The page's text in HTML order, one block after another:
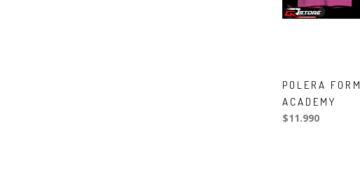
POLERA
ACADEMY
$11.990